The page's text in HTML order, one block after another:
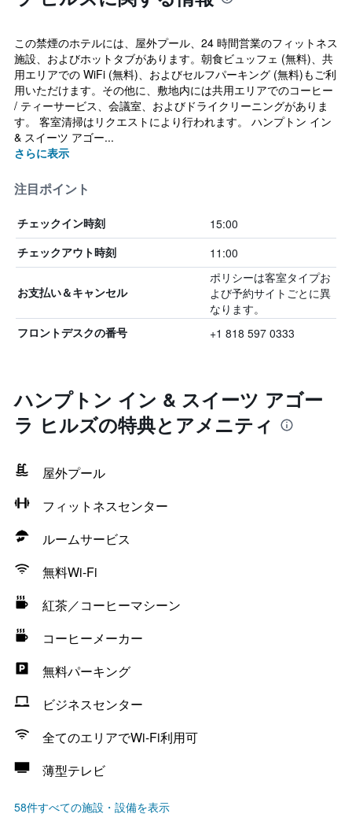
この禁煙のホテルには、屋外プール、24 時間営業のフィットネス
施設、およびホットタブがあります。朝食ビュッフェ (無料)、共
用エリアでの WiFi (無料)、およびセルフパーキング (無料)もご利
用いただけます。その他に、敷地内には共用エリアでのコーヒー
/ ティーサービス、会議室、およびドライクリーニングがありま
す。 客室清掃はリクエストにより行われます。 ハンプトン イン
& スイーツ アゴー...
さらに表示
注目ポイント
チェックイン時刻 15:00
チェックアウト時刻 11:00
お支払い＆キャンセル
ポリシーは客室タイプお
よび予約サイトごとに異
なります。
フロントデスクの番号 +1 818 597 0333
ハンプトン イン & スイーツ アゴー
ラ ヒルズの特典とアメニティ
屋外プール
フィットネスセンター
ルームサービス
無料Wi-Fi
紅茶／コーヒーマシーン
コーヒーメーカー
無料パーキング
ビジネスセンター
全てのエリアでWi-Fi利用可
薄型テレビ
58件すべての施設・設備を表示